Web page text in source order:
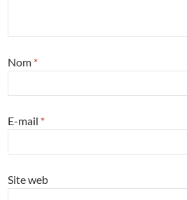
Nom *
E-mail *
Site web